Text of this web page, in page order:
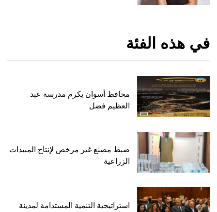
في هذه الفئة
محافظ أسوان يكرم مدرسة عبد
العظيم فضل
ضبط مصنع غير مرخص لإنتاج المبيدات
الزراعية
استراتيجية التنمية المستدامة لمدينة